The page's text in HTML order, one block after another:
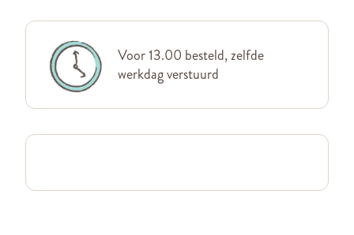
Voor 13.00 besteld, zelfde
werkdag verstuurd